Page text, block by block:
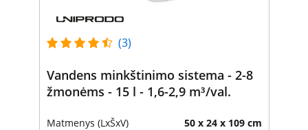
(3)
Vandens minkštinimo sistema - 2-8
žmonėms - 15 l - 1,6-2,9 m³/val.
Matmenys (LxŠxV) 50 x 24 x 109 cm